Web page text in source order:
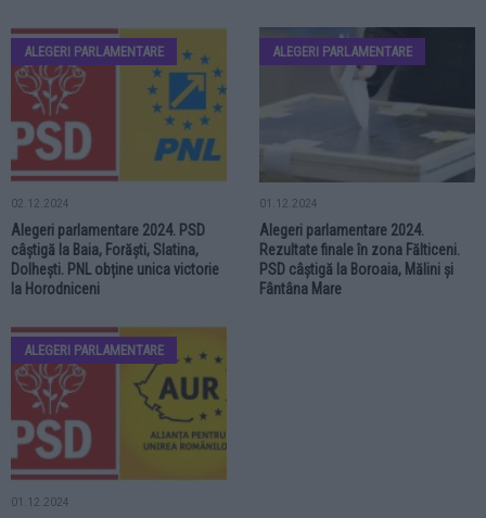
ALEGERI PARLAMENTARE
02.12.2024
Alegeri parlamentare 2024. PSD
câștigă la Baia, Forăști, Slatina,
Dolhești. PNL obține unica victorie
la Horodniceni
ALEGERI PARLAMENTARE
01.12.2024
Alegeri parlamentare 2024.
Rezultate finale în zona Fălticeni.
PSD câștigă la Boroaia, Mălini și
Fântâna Mare
ALEGERI PARLAMENTARE
01.12.2024